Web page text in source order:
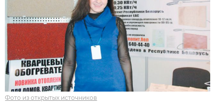
Фото из открытых источников